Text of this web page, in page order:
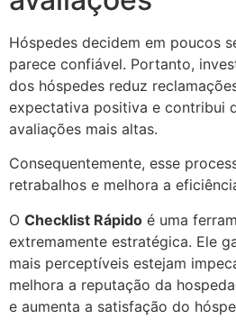
Hóspedes decidem em poucos
parece confiável. Portanto,
dos hóspedes reduz
expectativa positiva e contribui
avaliações mais altas.
Consequentemente, esse
retrabalhos e melhora a
O Checklist Rápido é uma
extremamente estratégica. Ele
mais perceptíveis estejam
melhora a reputação da
e aumenta a satisfação do